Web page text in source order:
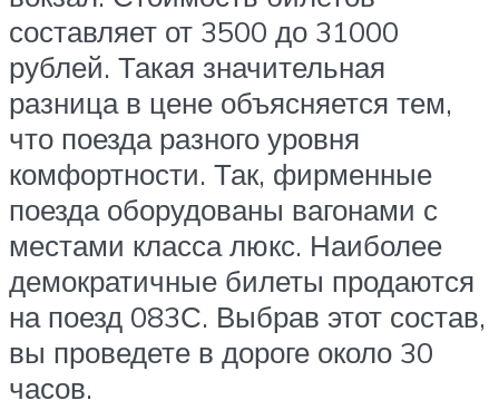
составляет от 3500 до 31000
рублей. Такая значительная
разница в цене объясняется тем,
что поезда разного уровня
комфортности. Так, фирменные
поезда оборудованы вагонами с
местами класса люкс. Наиболее
демократичные билеты продаются
на поезд 083С. Выбрав этот состав,
вы проведете в дороге около 30
часов.